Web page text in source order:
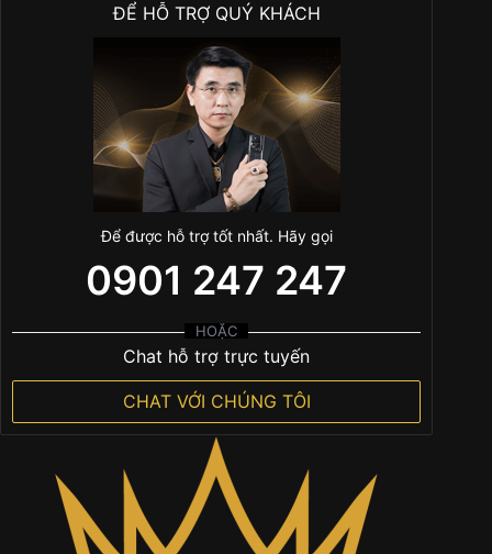
ĐỂ HỖ TRỢ QUÝ KHÁCH
Để được hỗ trợ tốt nhất. Hãy gọi
0901 247 247
HOẶC
Chat hỗ trợ trực tuyến
CHAT VỚI CHÚNG TÔI